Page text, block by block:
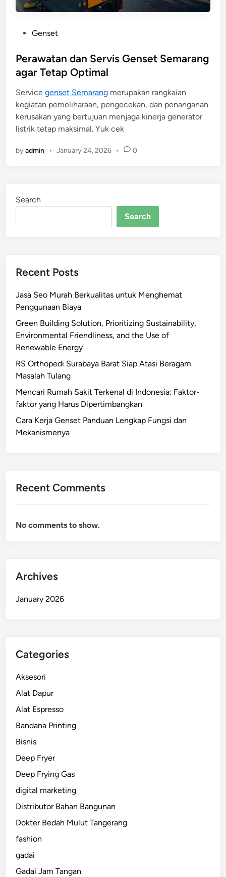
s
t
d
i
n
Genset
Perawatan dan Servis Genset Semarang
agar Tetap Optimal
Servicegenset Semarang merupakan rangkaian
kegiatan pemeliharaan, pengecekan, dan penanganan
kerusakan yang bertujuan menjaga kinerja generator
listrik tetap maksimal. Yuk cek
byadmin • January 24, 2026 • 0
Search
Search
Recent Posts
Jasa Seo Murah Berkualitas untuk Menghemat
Penggunaan Biaya
Green Building Solution, Prioritizing Sustainability,
Environmental Friendliness, and the Use of
Renewable Energy
RS Orthopedi Surabaya Barat Siap Atasi Beragam
Masalah Tulang
Mencari Rumah Sakit Terkenal di Indonesia: Faktor-
faktor yang Harus Dipertimbangkan
Cara Kerja Genset Panduan Lengkap Fungsi dan
Mekanismenya
Recent Comments
No comments to show.
Archives
January 2026
Categories
Aksesori
Alat Dapur
Alat Espresso
Bandana Printing
Bisnis
Deep Fryer
Deep Frying Gas
digital marketing
Distributor Bahan Bangunan
Dokter Bedah Mulut Tangerang
fashion
gadai
Gadai Jam Tangan